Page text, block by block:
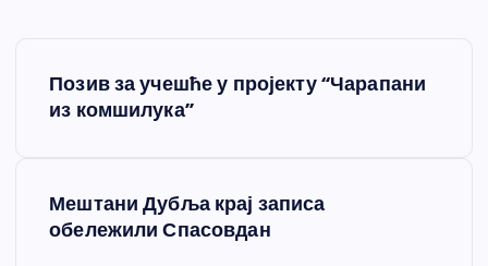
Позив за учешће у пројекту “Чарапани
из комшилука”
Мештани Дубља крај записа
обележили Спасовдан